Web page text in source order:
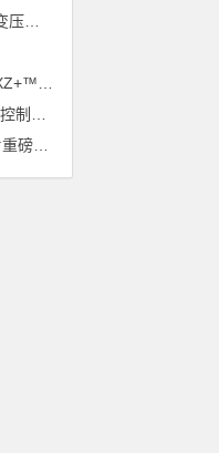
大联大诠鼎集团携手Infineon以固态变压器重构配电效率新标杆
兆易创新GD32H77R机器人专用芯片重磅亮相，精准赋能伺服驱动与关节控制